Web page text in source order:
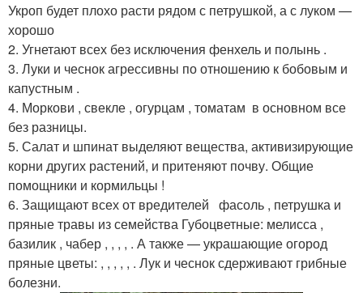
Укроп будет плохо расти рядом с петрушкой, а с луком —
хорошо
2. Угнетают всех без исключения фенхель и полынь .
3. Луки и чеснок агрессивны по отношению к бобовым и
капустным .
4. Моркови , свекле , огурцам , томатам в основном все
без разницы.
5. Салат и шпинат выделяют вещества, активизирующие
корни других растений, и притеняют почву. Общие
помощники и кормильцы !
6. Защищают всех от вредителей фасоль , петрушка и
пряные травы из семейства Губоцветные: мелисса ,
базилик , чабер , , , , . А также — украшающие огород
пряные цветы: , , , , , . Лук и чеснок сдерживают грибные
болезни.